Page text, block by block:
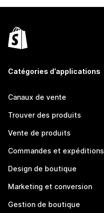
Catégories d’applications
Canaux de vente
Trouver des produits
Vente de produits
Commandes et expéditions
Design de boutique
Marketing et conversion
Gestion de boutique